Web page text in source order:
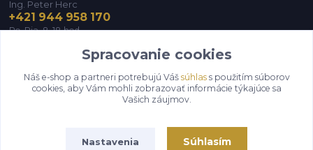
Ing. Peter Herc
+421 944 958 170
Po-Pia, 8-18 hod.
infomojadielnicka@gmail.com
Spracovanie cookies
Náš e-shop a partneri potrebujú Váš súhlass použitím súborov
cookies, aby Vám mohli zobrazovať informácie týkajúce sa
Vašich záujmov.
Nastavenia Súhlasím